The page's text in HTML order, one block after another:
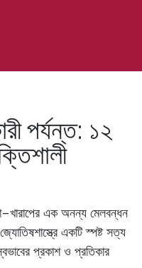
পর্যন্ত: ১২
এক অনন্য মেলবন্ধন
একটি স্পষ্ট সত্য
প্রকাশ ও প্রতিকার